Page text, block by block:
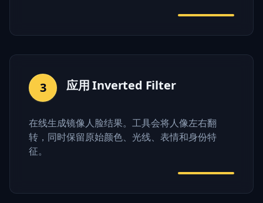
3 应用 Inverted Filter
在线生成镜像人脸结果。工具会将人像左右翻
转，同时保留原始颜色、光线、表情和身份特
征。